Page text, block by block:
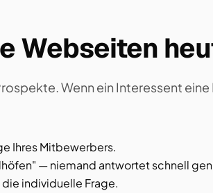
Webseiten
Wenn ein Interessent eine
Ihres Mitbewerbers.
— niemand antwortet schnell
individuelle Frage.